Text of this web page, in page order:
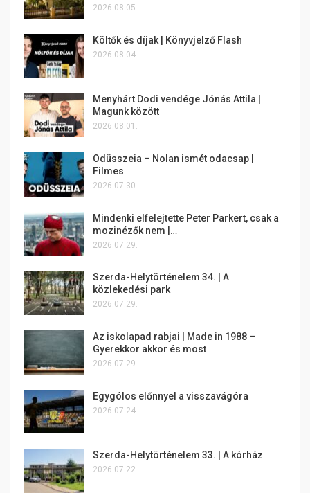
2026.08.05.
Költők és díjak | Könyvjelző Flash
2026.08.04.
Menyhárt Dodi vendége Jónás Attila |
Magunk között
2026.08.01.
Odüsszeia – Nolan ismét odacsap |
Filmes
2026.07.30.
Mindenki elfelejtette Peter Parkert, csak a
mozinézők nem |…
2026.07.29.
Szerda-Helytörténelem 34. | A
közlekedési park
2026.07.29.
Az iskolapad rabjai | Made in 1988 –
Gyerekkor akkor és most
2026.07.29.
Egygólos előnnyel a visszavágóra
2026.07.24.
Szerda-Helytörténelem 33. | A kórház
2026.07.22.